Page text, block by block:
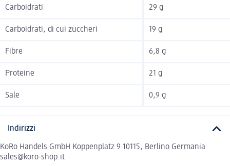
Carboidrati 29 g
Carboidrati, di cui zuccheri 19 g
Fibre 6,8 g
Proteine 21 g
Sale 0,9 g
Indirizzi
KoRo Handels GmbH Koppenplatz 9 10115, Berlino Germania
sales@koro-shop.it